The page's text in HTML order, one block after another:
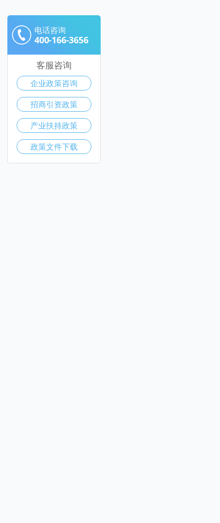
电话咨询
400-166-3656
客服咨询
企业政策咨询
招商引资政策
产业扶持政策
政策文件下载